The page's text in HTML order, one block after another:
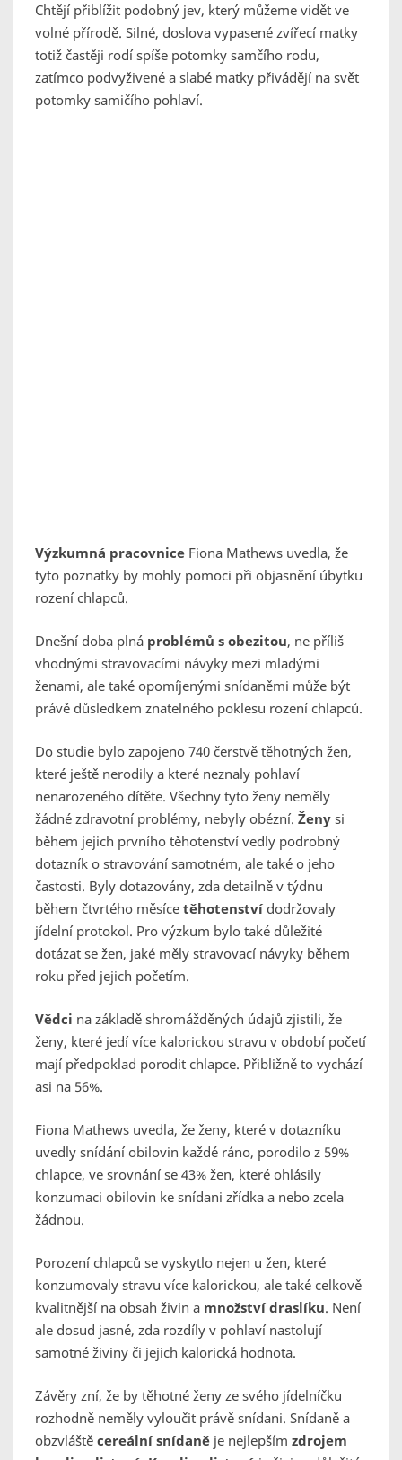
Chtějí přiblížit podobný jev, který můžeme vidět ve
volné přírodě. Silné, doslova vypasené zvířecí matky
totiž častěji rodí spíše potomky samčího rodu,
zatímco podvyživené a slabé matky přivádějí na svět
potomky samičího pohlaví.
Výzkumná pracovnice Fiona Mathews uvedla, že
tyto poznatky by mohly pomoci při objasnění úbytku
rození chlapců.
Dnešní doba plná problémů s obezitou, ne příliš
vhodnými stravovacími návyky mezi mladými
ženami, ale také opomíjenými snídaněmi může být
právě důsledkem znatelného poklesu rození chlapců.
Do studie bylo zapojeno 740 čerstvě těhotných žen,
které ještě nerodily a které neznaly pohlaví
nenarozeného dítěte. Všechny tyto ženy neměly
žádné zdravotní problémy, nebyly obézní. Ženy si
během jejich prvního těhotenství vedly podrobný
dotazník o stravování samotném, ale také o jeho
častosti. Byly dotazovány, zda detailně v týdnu
během čtvrtého měsíce těhotenství dodržovaly
jídelní protokol. Pro výzkum bylo také důležité
dotázat se žen, jaké měly stravovací návyky během
roku před jejich početím.
Vědci na základě shromážděných údajů zjistili, že
ženy, které jedí více kalorickou stravu v období početí
mají předpoklad porodit chlapce. Přibližně to vychází
asi na 56%.
Fiona Mathews uvedla, že ženy, které v dotazníku
uvedly snídání obilovin každé ráno, porodilo z 59%
chlapce, ve srovnání se 43% žen, které ohlásily
konzumaci obilovin ke snídani zřídka a nebo zcela
žádnou.
Porození chlapců se vyskytlo nejen u žen, které
konzumovaly stravu více kalorickou, ale také celkově
kvalitnější na obsah živin a množství draslíku. Není
ale dosud jasné, zda rozdíly v pohlaví nastolují
samotné živiny či jejich kalorická hodnota.
Závěry zní, že by těhotné ženy ze svého jídelníčku
rozhodně neměly vyloučit právě snídani. Snídaně a
obzvláště cereální snídaně je nejlepším zdrojem